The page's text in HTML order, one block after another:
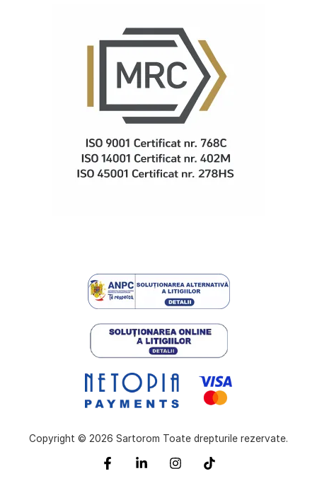
Copyright © 2026 Sartorom Toate drepturile rezervate.